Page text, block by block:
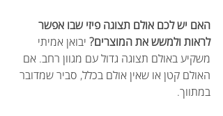
האם יש לכם אולם תצוגה פיזי שבו אפשר
לראות ולמשש את המוצרים? יבואן אמיתי
משקיע באולם תצוגה גדול עם מגוון רחב. אם
האולם קטן או שאין אולם בכלל, סביר שמדובר
במתווך.